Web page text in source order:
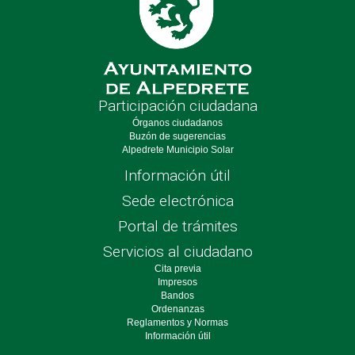
Participación ciudadana
Órganos ciudadanos
Buzón de sugerencias
Alpedrete Municipio Solar
Información útil
Sede electrónica
Portal de trámites
Servicios al ciudadano
Cita previa
Impresos
Bandos
Ordenanzas
Reglamentos y Normas
Información útil